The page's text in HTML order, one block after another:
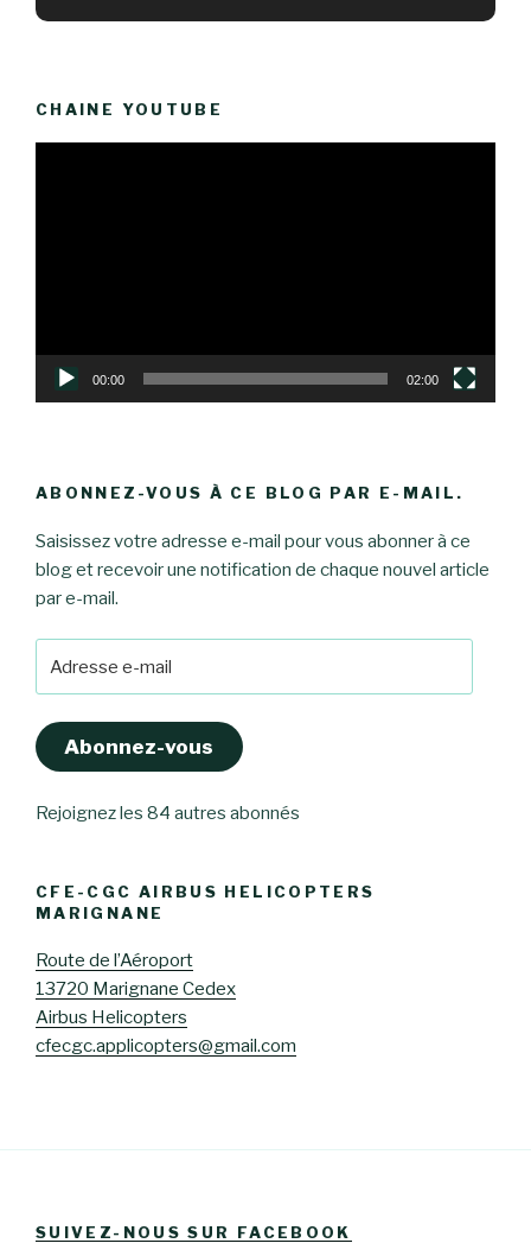
CHAINE YOUTUBE
00:00 02:00
ABONNEZ-VOUS À CE BLOG PAR E-MAIL.
Saisissez votre adresse e-mail pour vous abonner à ce
blog et recevoir une notification de chaque nouvel article
par e-mail.
e-
Abonnez-vous
Rejoignez les 84 autres abonnés
CFE-CGC AIRBUS HELICOPTERS
MARIGNANE
Route de l’Aéroport
13720 Marignane Cedex
Airbus Helicopters
cfecgc.applicopters@gmail.com
SUIVEZ-NOUS SUR FACEBOOK